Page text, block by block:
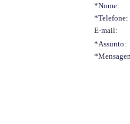
*Nome:
*Telefone:
E-mail:
*Assunto: